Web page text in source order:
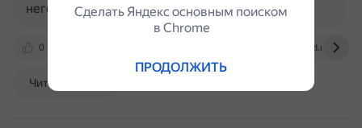
0 foxford.ru
него поступает пища, а затем удаляются…
Читать далее
Сделать Яндекс основным поиском
в Сhrome
ПРОДОЛЖИТЬ